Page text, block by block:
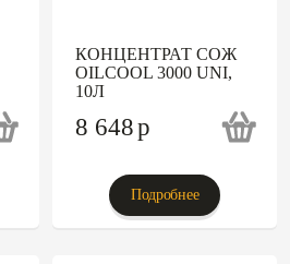
КОНЦЕНТРАТ СОЖ
OILCOOL 3000 UNI,
10Л
8 648p
Подробнее